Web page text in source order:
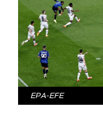
EPA-EFE